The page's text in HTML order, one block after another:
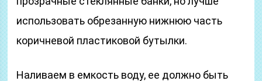
использовать обрезанную нижнюю часть
коричневой пластиковой бутылки.
Наливаем в емкость воду, ее должно быть